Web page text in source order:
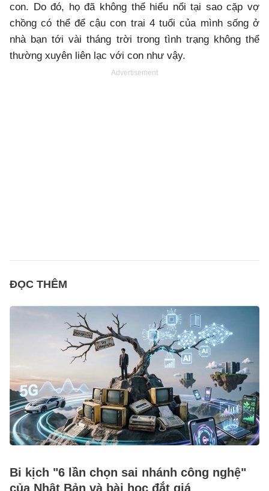
con. Do đó, họ đã không thể hiểu nổi tại sao cặp vợ
chồng có thể để cậu con trai 4 tuổi của mình sống ở
nhà bạn tới vài tháng trời trong tình trạng không thể
thường xuyên liên lạc với con như vậy.
Advertisement
ĐỌC THÊM
Bi kịch "6 lần chọn sai nhánh công nghệ"
của Nhật Bản và bài học đắt giá